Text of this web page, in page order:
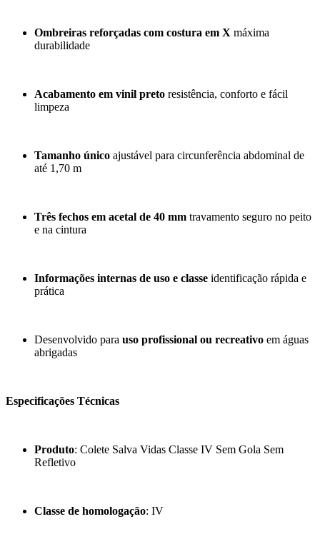
Ombreiras reforçadas com costura em X máxima
durabilidade
Acabamento em vinil preto resistência, conforto e fácil
limpeza
Tamanho único ajustável para circunferência abdominal de
até 1,70 m
Três fechos em acetal de 40 mm travamento seguro no peito
e na cintura
Informações internas de uso e classe identificação rápida e
prática
Desenvolvido para uso profissional ou recreativo em águas
abrigadas
Especificações Técnicas
Produto: Colete Salva Vidas Classe IV Sem Gola Sem
Refletivo
Classe de homologação: IV